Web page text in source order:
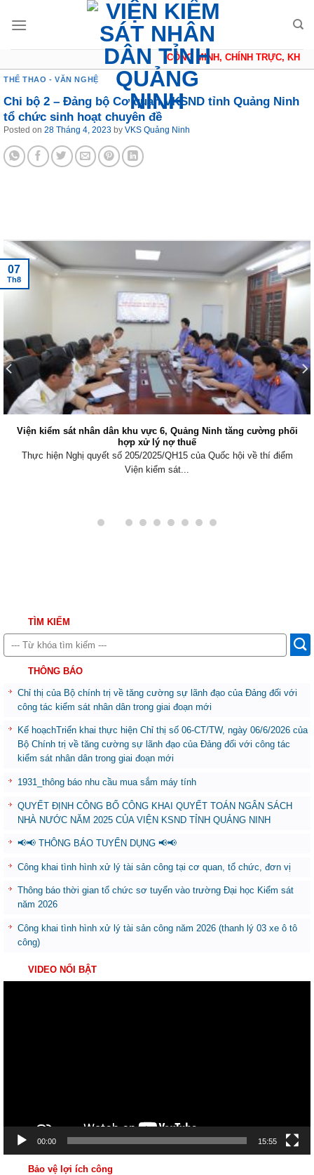
CÔNG MINH, CHÍNH TRỰC,
THỂ THAO - VĂN NGHỆ
Chi bộ 2 – Đảng bộ Cơ quan VKSND tỉnh Quảng Ninh
tổ chức sinh hoạt chuyên đề
Posted on 28 Tháng 4, 2023 by VKS Quảng Ninh
Viện kiểm sát nhân dân khu vực 6, Quảng Ninh tăng cường phối
hợp xử lý nợ thuế
Thực hiện Nghị quyết số 205/2025/QH15 của Quốc hội về thí điểm
Viện kiểm sát...
07
Th8
TÌM KIẾM
THÔNG BÁO
Chỉ thị của Bộ chính trị về tăng cường sự lãnh đạo của Đảng đối với
công tác kiểm sát nhân dân trong giai đoạn mới
Kế hoạchTriển khai thực hiện Chỉ thị số 06-CT/TW, ngày 06/6/2026 của
Bộ Chính trị về tăng cường sự lãnh đạo của Đảng đối với công tác
kiểm sát nhân dân trong giai đoạn mới
1931_thông báo nhu cầu mua sắm máy tính
QUYẾT ĐỊNH CÔNG BỐ CÔNG KHAI QUYẾT TOÁN NGÂN SÁCH
NHÀ NƯỚC NĂM 2025 CỦA VIỆN KSND TỈNH QUẢNG NINH
📢📢 THÔNG BÁO TUYỂN DỤNG 📢📢
Công khai tình hình xử lý tài sản công tại cơ quan, tổ chức, đơn vị
Thông báo thời gian tổ chức sơ tuyển vào trường Đại học Kiểm sát
năm 2026
Công khai tình hình xử lý tài sản công năm 2026 (thanh lý 03 xe ô tô
công)
VIDEO NỔI BẬT
00:00 15:55
Bảo vệ lợi ích công